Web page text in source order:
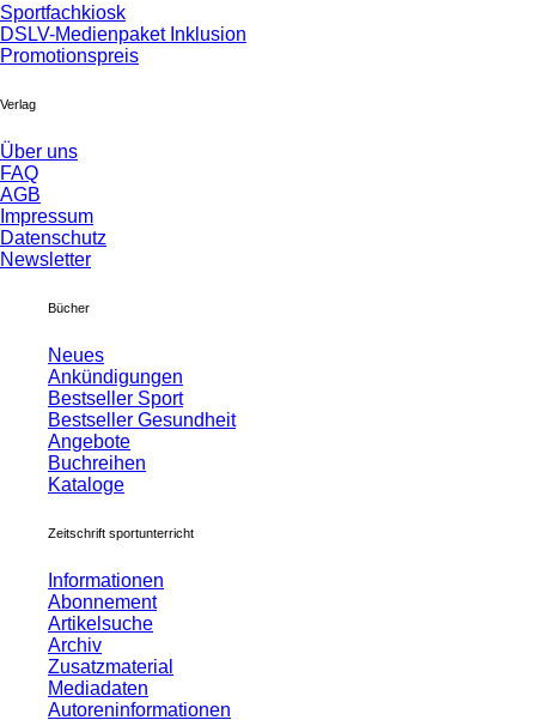
Sportfachkiosk
DSLV-Medienpaket Inklusion
Promotionspreis
Verlag
Über uns
FAQ
AGB
Impressum
Datenschutz
Newsletter
Bücher
Neues
Ankündigungen
Bestseller Sport
Bestseller Gesundheit
Angebote
Buchreihen
Kataloge
Zeitschrift sportunterricht
Informationen
Abonnement
Artikelsuche
Archiv
Zusatzmaterial
Mediadaten
Autoreninformationen